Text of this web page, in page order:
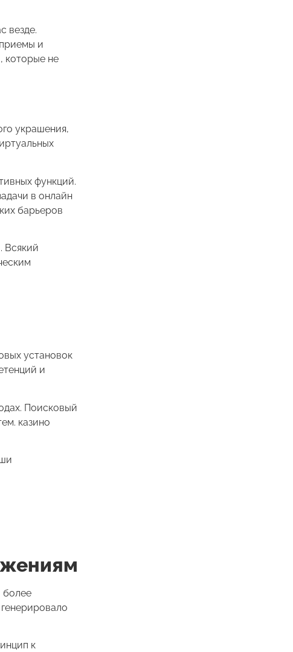
везде.
и
которые не
украшения,
функций.
в онлайн
барьеров
Всякий
установок
и
Поисковый
казино
более
к